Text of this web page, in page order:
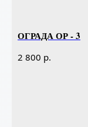
ОГРАДА ОР - 3
2 800 р.